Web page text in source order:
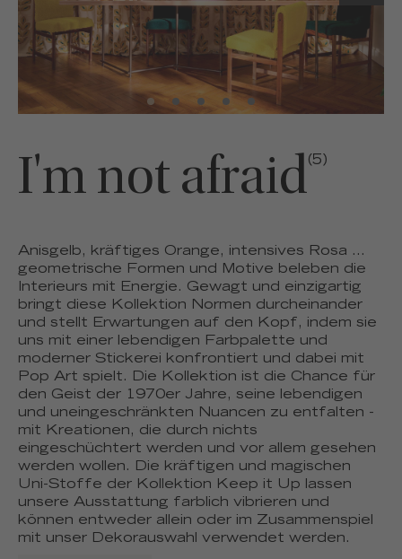
I'm not afraid(5)
Anisgelb, kräftiges Orange, intensives Rosa ...
geometrische Formen und Motive beleben die
Interieurs mit Energie. Gewagt und einzigartig
bringt diese Kollektion Normen durcheinander
und stellt Erwartungen auf den Kopf, indem sie
uns mit einer lebendigen Farbpalette und
moderner Stickerei konfrontiert und dabei mit
Pop Art spielt. Die Kollektion ist die Chance für
den Geist der 1970er Jahre, seine lebendigen
und uneingeschränkten Nuancen zu entfalten -
mit Kreationen, die durch nichts
eingeschüchtert werden und vor allem gesehen
werden wollen. Die kräftigen und magischen
Uni-Stoffe der Kollektion Keep it Up lassen
unsere Ausstattung farblich vibrieren und
können entweder allein oder im Zusammenspiel
mit unser Dekorauswahl verwendet werden.